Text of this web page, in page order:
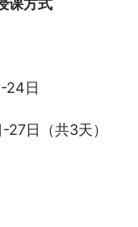
课方式
24日
日（共3天）